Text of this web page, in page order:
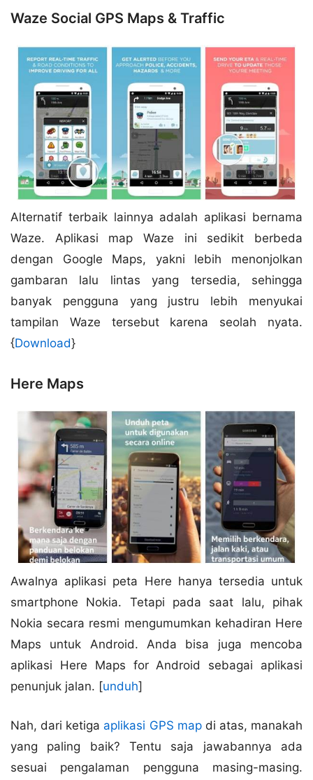
Waze Social GPS Maps & Traffic
Alternatif terbaik lainnya adalah aplikasi bernama
Waze. Aplikasi map Waze ini sedikit berbeda
dengan Google Maps, yakni lebih menonjolkan
gambaran lalu lintas yang tersedia, sehingga
banyak pengguna yang justru lebih menyukai
tampilan Waze tersebut karena seolah nyata.
{Download}
Here Maps
Awalnya aplikasi peta Here hanya tersedia untuk
smartphone Nokia. Tetapi pada saat lalu, pihak
Nokia secara resmi mengumumkan kehadiran Here
Maps untuk Android. Anda bisa juga mencoba
aplikasi Here Maps for Android sebagai aplikasi
penunjuk jalan. [unduh]
Nah, dari ketiga aplikasi GPS mapdi atas, manakah
yang paling baik? Tentu saja jawabannya ada
sesuai pengalaman pengguna masing-masing.